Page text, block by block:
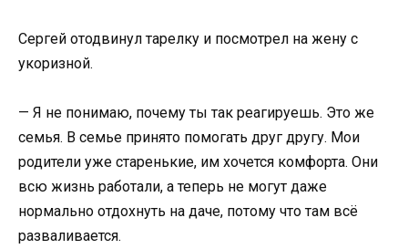
Сергей отодвинул тарелку и посмотрел на жену с
укоризной.
— Я не понимаю, почему ты так реагируешь. Это же
семья. В семье принято помогать друг другу. Мои
родители уже старенькие, им хочется комфорта. Они
всю жизнь работали, а теперь не могут даже
нормально отдохнуть на даче, потому что там всё
разваливается.